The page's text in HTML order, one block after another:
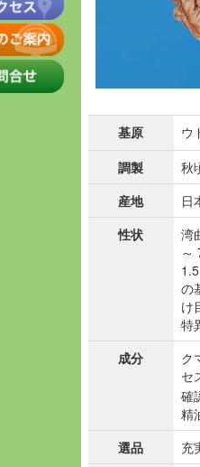
基原
ウ
調製
秋
産地
日
性状
湾
～
の
け
特
成分
ク
セ
確
精
選品
充